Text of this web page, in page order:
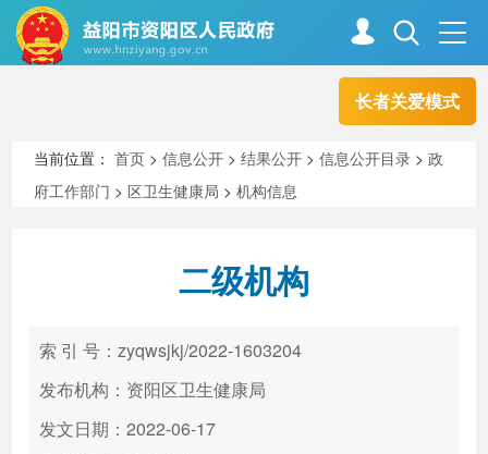
长者关爱模式
走进资阳
政务服务
当前位置：首页 >信息公开 >结果公开 >信息公开目录 >政
府工作部门 > 区卫生健康局 >机构信息
二级机构
索 引 号：zyqwsjkj/2022-1603204
发布机构：资阳区卫生健康局
发文日期：2022-06-17